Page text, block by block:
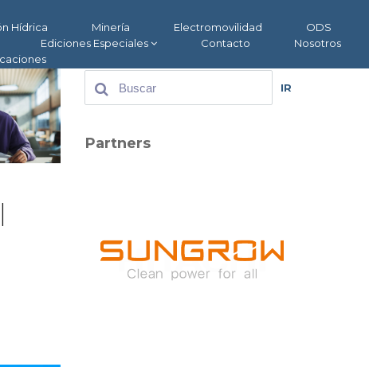
Hídrica Minería Electromovilidad
ODS
Ediciones Especiales Contacto
Nosotros
IR
Partners